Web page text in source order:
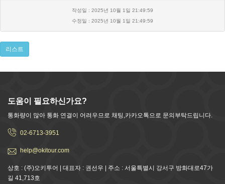
작성일 : 2025년 10월 1일 21:49:59
수정일 : 2025년 10월 1일 21:49:59
리스트
도움이 필요하신가요?
통화량이 많아 통화 연결이 어려우므로 채팅,카카오톡으로 문의부탁드립니다.
02-6713-3951
help@okitour.com
상호 : (주)오키투어 | 대표자 : 권선우 | 주소 : 서울특별시 강서구 방화대로47가
길 41,713호